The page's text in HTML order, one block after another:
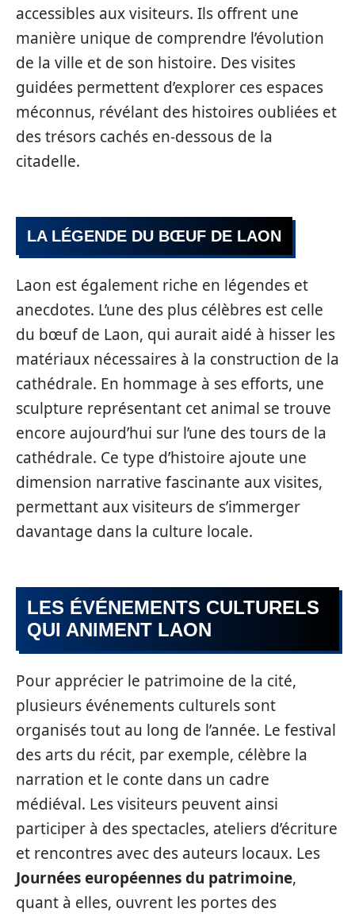
accessibles aux visiteurs. Ils offrent une
manière unique de comprendre l’évolution
de la ville et de son histoire. Des visites
guidées permettent d’explorer ces espaces
méconnus, révélant des histoires oubliées et
des trésors cachés en-dessous de la
citadelle.
LA LÉGENDE DU BŒUF DE LAON
Laon est également riche en légendes et
anecdotes. L’une des plus célèbres est celle
du bœuf de Laon, qui aurait aidé à hisser les
matériaux nécessaires à la construction de la
cathédrale. En hommage à ses efforts, une
sculpture représentant cet animal se trouve
encore aujourd’hui sur l’une des tours de la
cathédrale. Ce type d’histoire ajoute une
dimension narrative fascinante aux visites,
permettant aux visiteurs de s’immerger
davantage dans la culture locale.
LES ÉVÉNEMENTS CULTURELS
QUI ANIMENT LAON
Pour apprécier le patrimoine de la cité,
plusieurs événements culturels sont
organisés tout au long de l’année. Le festival
des arts du récit, par exemple, célèbre la
narration et le conte dans un cadre
médiéval. Les visiteurs peuvent ainsi
participer à des spectacles, ateliers d’écriture
et rencontres avec des auteurs locaux. Les
Journées européennes du patrimoine,
quant à elles, ouvrent les portes des